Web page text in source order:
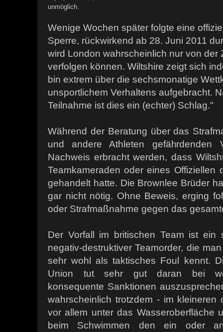
unmöglich.
Wenige Wochen später folgte eine
Sperre, rückwirkend ab 28. Juni 2011
wird London wahrscheinlich nur von der
verfolgen können. Wiltshire zeigt sich
bin extrem über die sechsmonatige
unsportlichem Verhaltens aufgebracht.
Teilnahme ist dies ein (echter) Schlag."
Während der Beratung über das
und andere Athleten gefährdenden
Nachweis erbracht werden, dass
Teamkameraden oder eines Offiziellen
gehandelt hatte. Die Brownlee Brüder
gar nicht nötig. Ohne Beweis, erging
oder Strafmaßnahme gegen das
Der Vorfall im britischen Team ist ein
negativ-destruktiver Teamorder, die
sehr wohl als taktisches Foul kennt.
Union tut sehr gut daran bei
konsequente Sanktionen
wahrscheinlich trotzdem - im kleineren
vor allem unter das Wasseroberfläche
beim Schwimmen den ein oder